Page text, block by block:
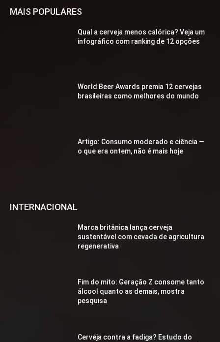
MAIS POPULARES
Qual a cerveja menos calórica? Veja um
infográfico com ranking de 12 opções
World Beer Awards premia 12 cervejas
brasileiras como melhores do mundo
Artigo: Consumo moderado e ciência —
o que era ontem, não é mais hoje
INTERNACIONAL
Marca britânica lança cerveja
sustentável com cevada de agricultura
regenerativa
Fim do mito: Geração Z consome tanto
álcool quanto as demais, mostra
pesquisa
Cerveja contra a fadiga? Estudo do